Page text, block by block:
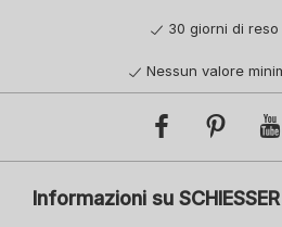
30 giorni di
Nessun valore
Informazioni su SCHIESSER